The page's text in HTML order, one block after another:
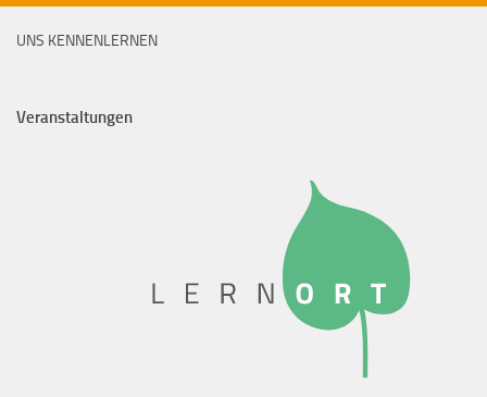
UNS KENNENLERNEN
Veranstaltungen